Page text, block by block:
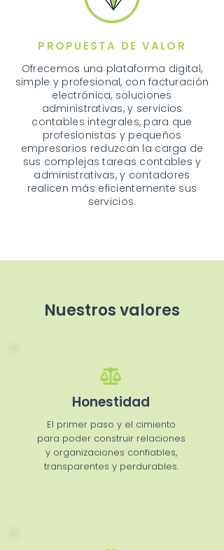
PROPUESTA DE VALOR
Ofrecemos una plataforma digital,
simple y profesional, con facturación
electrónica, soluciones
administrativas, y servicios
contables integrales, para que
profesionistas y pequeños
empresarios reduzcan la carga de
sus complejas tareas contables y
administrativas, y contadores
realicen más eficientemente sus
servicios.
Nuestros valores
Honestidad
El primer paso y el cimiento
para poder construir relaciones
y organizaciones confiables,
transparentes y perdurables.